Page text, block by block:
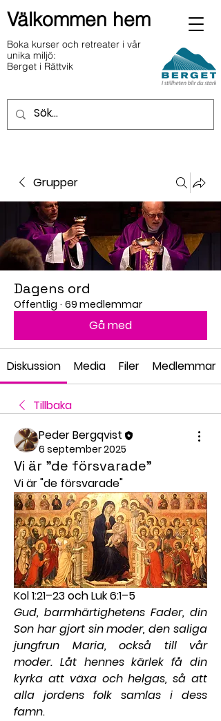
Välkommen hem
Boka kurser och retreater i vår
unika miljö:
Berget i Rättvik
Grupper
Dagens ord
Offentlig · 69 medlemmar
Gå med
Diskussion Media Filer Medlemmar
Tillbaka
Peder Bergqvist
6 september 2025
Vi är "de försvarade"
Vi är "de försvarade"
Kol 1:21–23 och Luk 6:1–5
Gud, barmhärtighetens Fader, din
Son har gjort sin moder, den saliga
jungfrun Maria, också till vår
moder. Låt hennes kärlek få din
kyrka att växa och helgas, så att
alla jordens folk samlas i dess
famn.